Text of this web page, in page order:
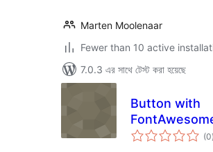
Marten Moolenaar
Fewer than 10 active
7.0.3 এর সাথে টেস্ট করা হয়েছে
Button with
icons by
(0)